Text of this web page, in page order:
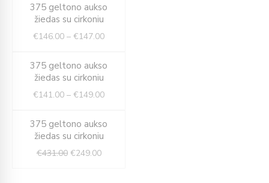
-42%
IŠPARDUOTA
375 geltono aukso
žiedas su cirkoniu
€146.00 – €147.00
range:
through
-42%
IŠPARDUOTA
375 geltono aukso
žiedas su cirkoniu
€141.00 – €149.00
range:
through
-42%
IŠPARDUOTA
375 geltono aukso
žiedas su cirkoniu
€431.00
price
was:
€431.00.
€249.00
price
is:
€249.00.